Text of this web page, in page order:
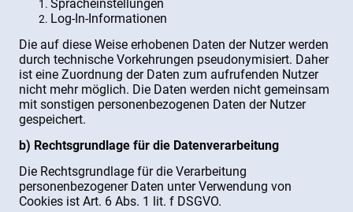
Spracheinstellungen
Log-In-Informationen
Die auf diese Weise erhobenen Daten der Nutzer werden
durch technische Vorkehrungen pseudonymisiert. Daher
ist eine Zuordnung der Daten zum aufrufenden Nutzer
nicht mehr möglich. Die Daten werden nicht gemeinsam
mit sonstigen personenbezogenen Daten der Nutzer
gespeichert.
b) Rechtsgrundlage für die Datenverarbeitung
Die Rechtsgrundlage für die Verarbeitung
personenbezogener Daten unter Verwendung von
Cookies ist Art. 6 Abs. 1 lit. f DSGVO.